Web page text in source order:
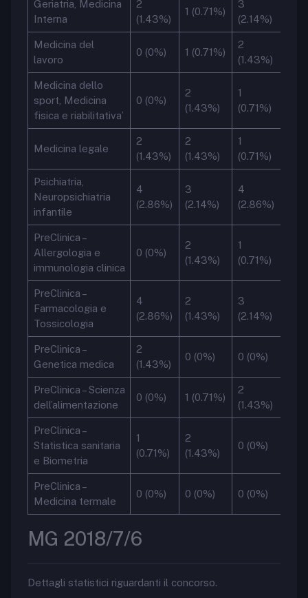
Geriatria, Medicina
Interna
2
(1.43%)
1 (0.71%)
3
(2.14%)
Medicina del
lavoro
0 (0%) 1 (0.71%)
2
(1.43%)
Medicina dello
sport, Medicina
fisica e riabilitativa’
0 (0%)
2
(1.43%)
1
(0.71%)
Medicina legale
2
(1.43%)
2
(1.43%)
1
(0.71%)
Psichiatria,
Neuropsichiatria
infantile
4
(2.86%)
3
(2.14%)
4
(2.86%)
PreClinica –
Allergologia e
immunologia clinica
0 (0%)
2
(1.43%)
1
(0.71%)
PreClinica –
Farmacologia e
Tossicologia
4
(2.86%)
2
(1.43%)
3
(2.14%)
PreClinica –
Genetica medica
2
(1.43%)
0 (0%) 0 (0%)
PreClinica – Scienza
dell’alimentazione
0 (0%) 1 (0.71%)
2
(1.43%)
PreClinica –
Statistica sanitaria
e Biometria
1
(0.71%)
2
(1.43%)
0 (0%)
PreClinica –
Medicina termale
0 (0%) 0 (0%) 0 (0%)
MG 2018/7/6
Dettagli statistici riguardanti il concorso.